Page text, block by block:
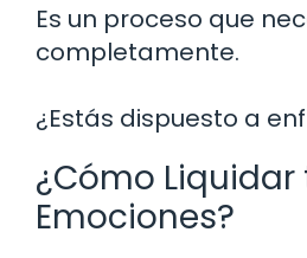
Es un proceso que
completamente.
¿Estás dispuesto a
¿Cómo Liquidar
Emociones?